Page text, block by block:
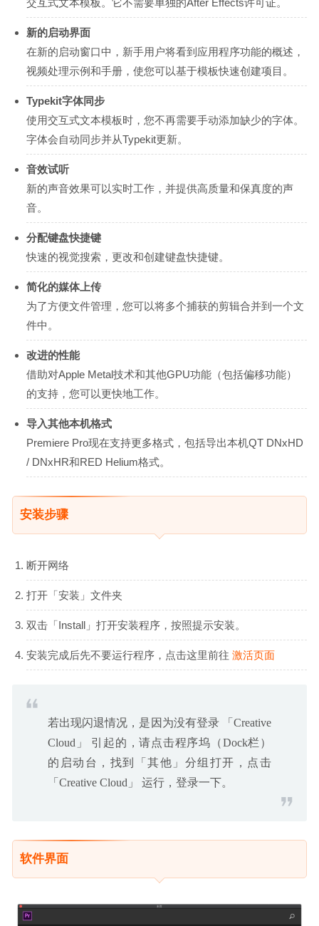
新的启动界面
在新的启动窗口中，新手用户将看到应用程序功能的概述，
视频处理示例和手册，使您可以基于模板快速创建项目。
Typekit字体同步
使用交互式文本模板时，您不再需要手动添加缺少的字体。
字体会自动同步并从Typekit更新。
音效试听
新的声音效果可以实时工作，并提供高质量和保真度的声
音。
分配键盘快捷键
快速的视觉搜索，更改和创建键盘快捷键。
简化的媒体上传
为了方便文件管理，您可以将多个捕获的剪辑合并到一个文
件中。
改进的性能
借助对Apple Metal技术和其他GPU功能（包括偏移功能）
的支持，您可以更快地工作。
导入其他本机格式
Premiere Pro现在支持更多格式，包括导出本机QT DNxHD
/ DNxHR和RED Helium格式。
安装步骤
断开网络
打开「安装」文件夹
双击「Install」打开安装程序，按照提示安装。
安装完成后先不要运行程序，点击这里前往 激活页面
若出现闪退情况，是因为没有登录 「Creative
Cloud」 引起的，请点击程序坞（Dock栏）
的启动台，找到「其他」分组打开，点击
「Creative Cloud」 运行，登录一下。
软件界面